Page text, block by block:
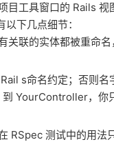
目工具窗口的 Rails
下几点细节：
关联的实体都被重命
s命名约定；否则
YourController，你
RSpec 测试中的用法